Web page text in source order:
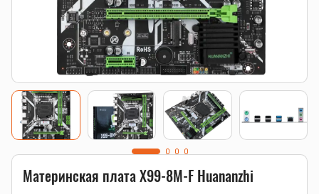
Материнская плата X99-8M-F Huananzhi